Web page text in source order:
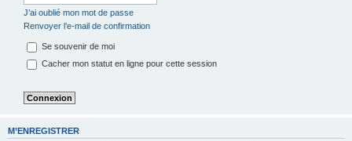
J’ai oublié mon mot de passe
Renvoyer l’e-mail de confirmation
Se souvenir de moi
Cacher mon statut en ligne pour cette session
M’ENREGISTRER